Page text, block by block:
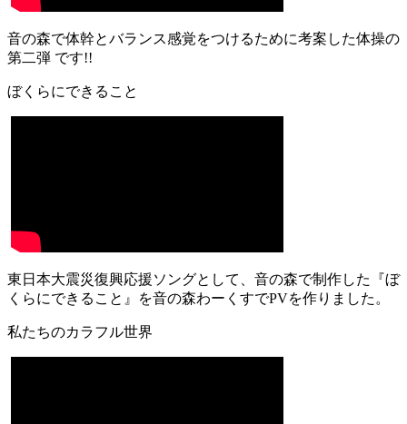
音の森で体幹とバランス感覚をつけるために考案した体操の
第二弾 です!!
ぼくらにできること
東日本大震災復興応援ソングとして、音の森で制作した『ぼ
くらにできること』を音の森わーくすでPVを作りました。
私たちのカラフル世界